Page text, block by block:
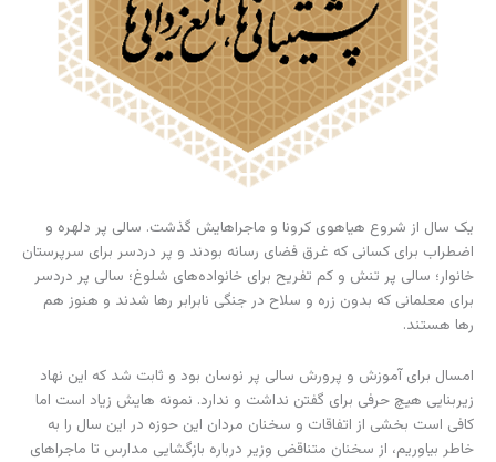
یک سال از شروع هیاهوی کرونا و ماجراهایش گذشت. سالی پر دلهره و
اضطراب برای کسانی که غرق فضای رسانه بودند و پر دردسر برای سرپرستان
خانوار؛ سالی پر تنش و کم تفریح برای خانواده‌های شلوغ؛ سالی پر دردسر
برای معلمانی که بدون زره و سلاح در جنگی نابرابر رها شدند و هنوز هم
رها هستند.
امسال برای آموزش و پرورش سالی پر نوسان بود و ثابت شد که این نهاد
زیربنایی هیچ حرفی برای گفتن نداشت و ندارد. نمونه هایش زیاد است اما
کافی است بخشی از اتفاقات و سخنان مردان این حوزه در این سال را به
خاطر بیاوریم، از سخنان متناقض وزیر درباره بازگشایی مدارس تا ماجراهای